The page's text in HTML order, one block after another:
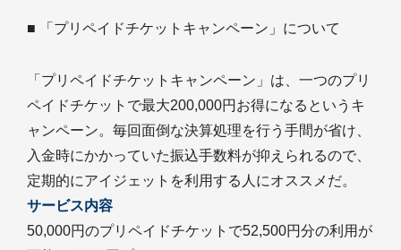
■ 「プリペイドチケットキャンペーン」について
「プリペイドチケットキャンペーン」は、一つのプリ
ペイドチケットで最大200,000円お得になるというキ
ャンペーン。毎回面倒な決算処理を行う手間が省け、
入金時にかかっていた振込手数料が抑えられるので、
定期的にアイジェットを利用する人にオススメだ。
サービス内容
50,000円のプリペイドチケットで52,500円分の利用が